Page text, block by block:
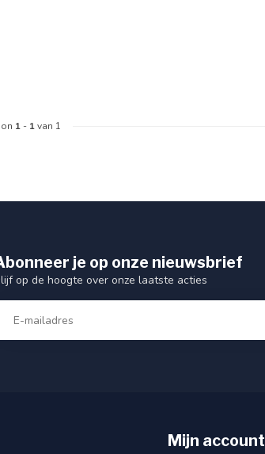
1 - 1van 1
je op onze nieuwsbrief
op de hoogte over onze laatste acties
Mijn account